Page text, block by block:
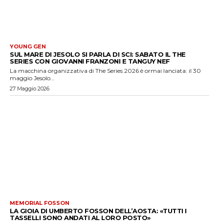
YOUNG GEN
SUL MARE DI JESOLO SI PARLA DI SCI: SABATO IL THE
SERIES CON GIOVANNI FRANZONI E TANGUY NEF
La macchina organizzativa di The Series 2026 è ormai lanciata: il 30
maggio Jesolo...
27 Maggio 2026
MEMORIAL FOSSON
LA GIOIA DI UMBERTO FOSSON DELL’AOSTA: «TUTTI I
TASSELLI SONO ANDATI AL LORO POSTO»